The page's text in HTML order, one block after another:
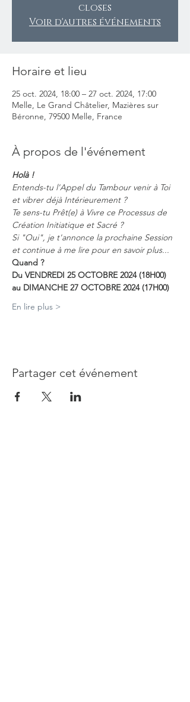
closes
Voir d'autres événements
Horaire et lieu
25 oct. 2024, 18:00 – 27 oct. 2024, 17:00
Melle, Le Grand Châtelier, Mazières sur
Béronne, 79500 Melle, France
À propos de l'événement
Holà !
Entends-tu l'Appel du Tambour venir à Toi
et vibrer déjà Intérieurement ?
Te sens-tu Prêt(e) à Vivre ce Processus de
Création Initiatique et Sacré ?
Si "Oui", je t'annonce la prochaine Session
et continue à me lire pour en savoir plus...
Quand ?
Du VENDREDI 25 OCTOBRE 2024 (18H00)
au DIMANCHE 27 OCTOBRE 2024 (17H00)
En lire plus >
Partager cet événement